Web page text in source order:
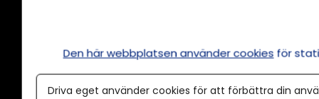
Våra användarvillkor
Den här webbplatsen använder cookies för
Driva eget använder cookies för att förbättra din